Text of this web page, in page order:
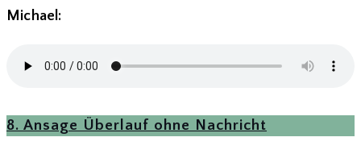
Michael:
8. Ansage Überlauf ohne Nachricht